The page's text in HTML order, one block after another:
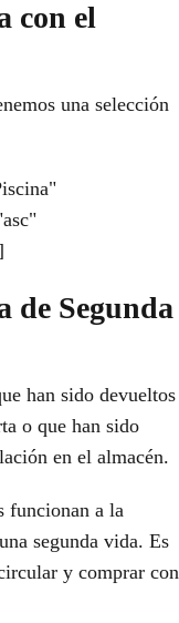
con el
una selección
de Segunda
han sido devueltos
o que han sido
en el almacén.
funcionan a la
segunda vida. Es
y comprar con